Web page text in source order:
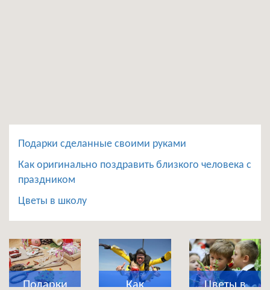
Подарки сделанные своими руками
Как оригинально поздравить близкого человека с
праздником
Цветы в школу
Подарки Как Цветы в